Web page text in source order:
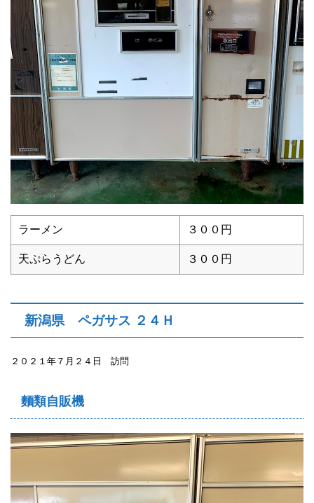
ラーメン ３００円
天ぷらうどん ３００円
新潟県 ペガサス ２４Ｈ
２０２１年７月２４日 訪問
麵類自販機